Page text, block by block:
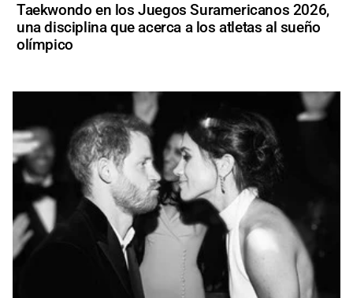
Taekwondo en los Juegos Suramericanos 2026,
una disciplina que acerca a los atletas al sueño
olímpico